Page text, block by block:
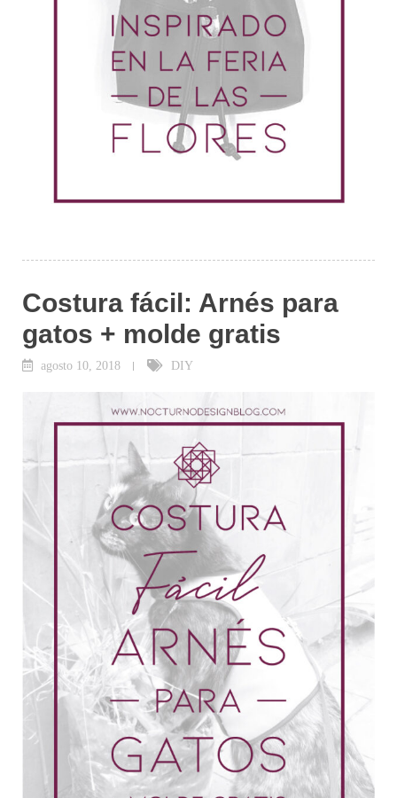
Costura fácil: Arnés para
gatos + molde gratis
agosto 10, 2018 DIY